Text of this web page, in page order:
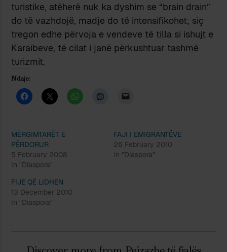
turistike, atëherë nuk ka dyshim se “brain drain”
do të vazhdojë, madje do të intensifikohet; siç
tregon edhe përvoja e vendeve të tilla si ishujt e
Karaibeve, të cilat i janë përkushtuar tashmë
turizmit.
Ndaje:
MËRGIMTARËT E
PËRDORUR
5 February 2008
In "Diaspora"
FAJI I EMIGRANTËVE
26 February 2010
In "Diaspora"
FIJE QË LIDHEN
13 December 2010
In "Diaspora"